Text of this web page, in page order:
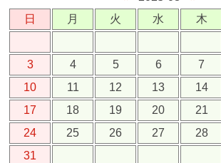
日 月 火 水 木
3
4 5 6 7
10
11 12 13 14
17
18 19 20 21
24
25 26 27 28
31